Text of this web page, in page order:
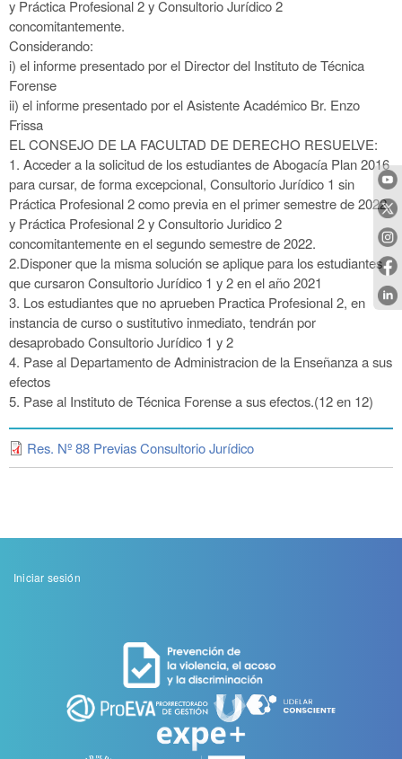
y Práctica Profesional 2 y Consultorio Jurídico 2
concomitantemente.
Considerando:
i) el informe presentado por el Director del Instituto de Técnica
Forense
ii) el informe presentado por el Asistente Académico Br. Enzo
Frissa
EL CONSEJO DE LA FACULTAD DE DERECHO RESUELVE:
1. Acceder a la solicitud de los estudiantes de Abogacía Plan 2016
para cursar, de formaexcepcional, Consultorio Jurídico 1 sin
Práctica Profesional 2 como previaen el primer semestre de 2022,
y Práctica Profesional 2 y Consultorio Juridico 2
concomitantementeen el segundo semestre de 2022.
2.Disponer que la misma solución se aplique para los estudiantes
que cursaron Consultorio Jurídico 1 y 2 en el año 2021
3. Los estudiantes que no aprueben Practica Profesional 2, en
instancia de curso osustitutivo inmediato, tendrán por
desaprobado Consultorio Jurídico 1 y 2
4. Pase al Departamento de Administracion de la Enseñanza a sus
efectos
5. Pase al Instituto de Técnica Forense a sus efectos.(12 en 12)
Res. Nº 88 Previas Consultorio Jurídico
Menu
Iniciar sesión